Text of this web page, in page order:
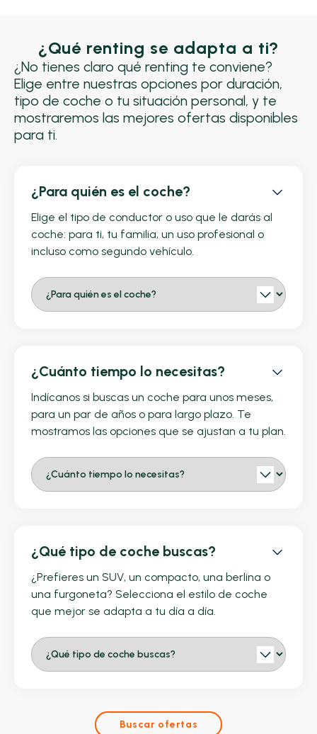
¿Qué renting se adapta a ti?
¿No tienes claro qué renting te conviene?
Elige entre nuestras opciones por duración,
tipo de coche o tu situación personal, y te
mostraremos las mejores ofertas disponibles
para ti.
¿Para quién es el coche?
Elige el tipo de conductor o uso que le darás al
coche: para ti, tu familia, un uso profesional o
incluso como segundo vehículo.
¿Cuánto tiempo lo necesitas?
Indícanos si buscas un coche para unos meses,
para un par de años o para largo plazo. Te
mostramos las opciones que se ajustan a tu plan.
¿Qué tipo de coche buscas?
¿Prefieres un SUV, un compacto, una berlina o
una furgoneta? Selecciona el estilo de coche
que mejor se adapta a tu día a día.
Buscar ofertas